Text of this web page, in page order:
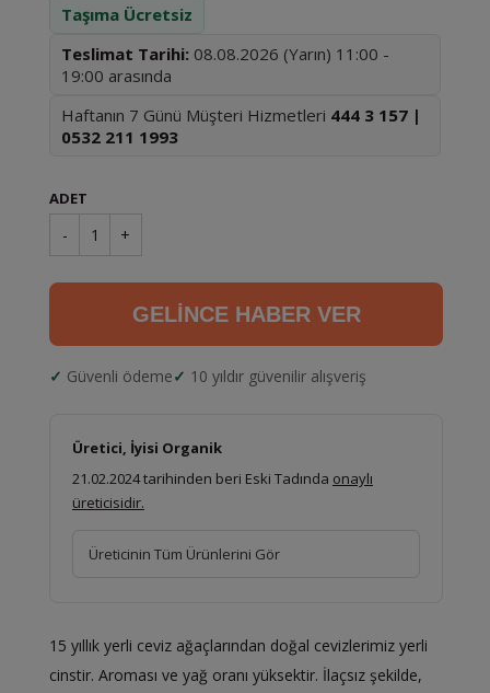
Taşıma Ücretsiz
Teslimat Tarihi: 08.08.2026 (Yarın) 11:00 -
19:00 arasında
Haftanın 7 Günü Müşteri Hizmetleri 444 3 157 |
0532 211 1993
ADET
- 1 +
GELİNCE HABER VER
Güvenli ödeme 10 yıldır güvenilir alışveriş
Üretici, İyisi Organik
21.02.2024 tarihinden beri Eski Tadında onaylı
üreticisidir.
Üreticinin Tüm Ürünlerini Gör
15 yıllık yerli ceviz ağaçlarından doğal cevizlerimiz yerli
cinstir. Aroması ve yağ oranı yüksektir. İlaçsız şekilde,